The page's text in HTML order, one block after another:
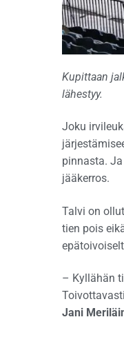
Kupittaan
lähestyy.
Joku
pinnasta.
jääkerros.
Talvi on
tien pois
– Kyllähän
Jani